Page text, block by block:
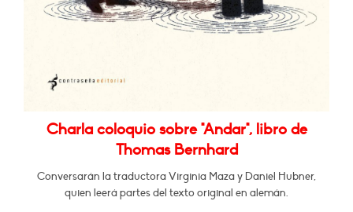
Charla coloquio sobre "Andar", libro de
Thomas Bernhard
Conversarán la traductora Virginia Maza y Daniel Hubner,
quien leerá partes del texto original en alemán.